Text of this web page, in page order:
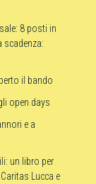
8 posti in
scadenza:
il bando
open days
e a
un libro per
Lucca e